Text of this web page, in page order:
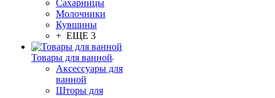
Сахарницы
Молочники
Кувшины
+ ЕЩЕ 3
Товары для ванной
Аксессуары для
ванной
Шторы для